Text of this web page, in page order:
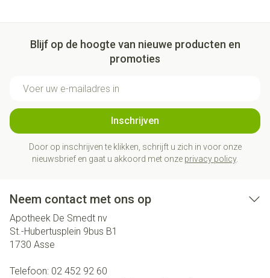
Blijf op de hoogte van nieuwe producten en
promoties
Inschrijven
Door op inschrijven te klikken, schrijft u zich in voor onze
nieuwsbrief en gaat u akkoord met onze privacy policy.
Neem contact met ons op
Apotheek De Smedt nv
St.-Hubertusplein 9bus B1
1730 Asse
Telefoon: 02 452 92 60